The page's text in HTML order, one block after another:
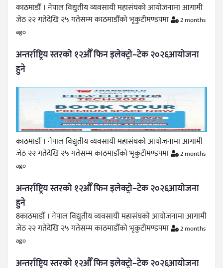
काठमाडौँ । नेपाल विद्युतीय व्यवसायी महासंघको आयोजनामा आगामी
जेठ २२ गतेदेखि २५ गतेसम्म काठमाडौँको भृकुटीमण्डपमा
2 months
ago
अन्तर्राष्ट्रिय स्तरको १२औँ फिन इलेक्ट्रो–टेक २०२६आयोजना
हुने
काठमाडौँ । नेपाल विद्युतीय व्यवसायी महासंघको आयोजनामा आगामी
जेठ २२ गतेदेखि २५ गतेसम्म काठमाडौँको भृकुटीमण्डपमा
2 months
ago
अन्तर्राष्ट्रिय स्तरको १२औँ फिन इलेक्ट्रो–टेक २०२६आयोजना
हुने
8काठमाडौँ । नेपाल विद्युतीय व्यवसायी महासंघको आयोजनामा आगामी
जेठ २२ गतेदेखि २५ गतेसम्म काठमाडौँको भृकुटीमण्डपमा
2 months
ago
अन्तर्राष्ट्रिय स्तरको १२औँ फिन इलेक्ट्रो–टेक २०२६आयोजना